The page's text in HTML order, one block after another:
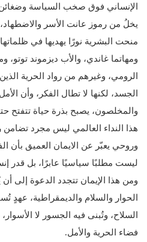
الإنساني فوق صخب السياسة وضغائن
يخلُ من رموز عانت الأسر
منحت البشرية نورًا يهديها في
ومهاتما غاندي، والأب ديزموند توتو،
الرومي، وغيرهم من رواد الحرية
الجسد، لكنها لا تطال الفكر، وأن
والمخلصون، يصبح بذرة حياة تتفتح
هذا النداء العالمي ليس مجرد
وروحي يعبّر عن الايمان العميق بأن
ليست مطلبًا سياسيًا عابرًا، بل قدر
ومن هذا الإيمان تتجدد الدعوة إلى
الحوار والسلام والديمقراطية، عهدٍ
السلاح، وتُبنى فيه الجسور لا الأسوار،
فضاء الحرية والأمل.